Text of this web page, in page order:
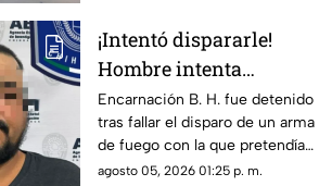
¡Intentó dispararle!
Hombre intenta
asesinar a su esposa y
la asfixia en
Chihuahua
Encarnación B. H. fue detenido
tras fallar el disparo de un arma
de fuego con la que pretendía
privar de la vida a su pareja en
agosto 05, 2026 01:25 p. m.